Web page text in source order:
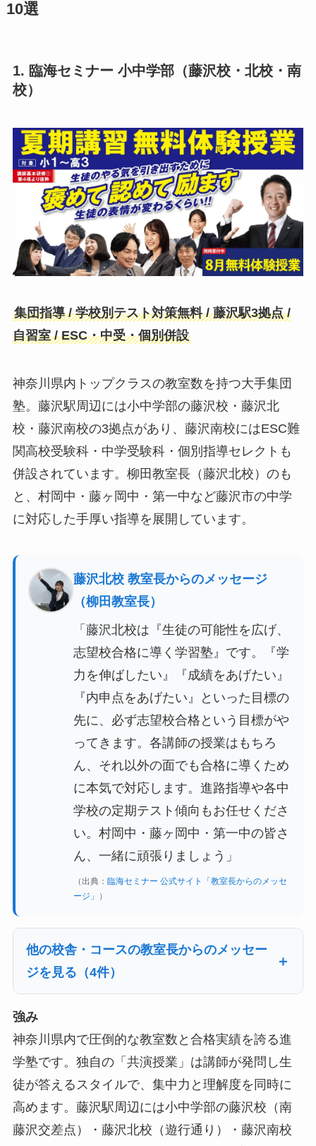
10選
1. 臨海セミナー 小中学部（藤沢校・北校・南
校）
集団指導 / 学校別テスト対策無料 / 藤沢駅3拠点 /
自習室 / ESC・中受・個別併設
神奈川県内トップクラスの教室数を持つ大手集団
塾。藤沢駅周辺には小中学部の藤沢校・藤沢北
校・藤沢南校の3拠点があり、藤沢南校にはESC難
関高校受験科・中学受験科・個別指導セレクトも
併設されています。柳田教室長（藤沢北校）のも
と、村岡中・藤ヶ岡中・第一中など藤沢市の中学
に対応した手厚い指導を展開しています。
藤沢北校 教室長からのメッセージ
（柳田教室長）
「藤沢北校は『生徒の可能性を広げ、
志望校合格に導く学習塾』です。『学
力を伸ばしたい』『成績をあげたい』
『内申点をあげたい』といった目標の
先に、必ず志望校合格という目標がや
ってきます。各講師の授業はもちろ
ん、それ以外の面でも合格に導くため
に本気で対応します。進路指導や各中
学校の定期テスト傾向もお任せくださ
い。村岡中・藤ヶ岡中・第一中の皆さ
ん、一緒に頑張りましょう」
（出典： 臨海セミナー 公式サイト「教室長からのメッセ
ージ」
）
他の校舎・コースの教室長からのメッセー
ジを見る（4件）
強み
神奈川県内で圧倒的な教室数と合格実績を誇る進
学塾です。独自の「共演授業」は講師が発問し生
徒が答えるスタイルで、集中力と理解度を同時に
高めます。藤沢駅周辺には小中学部の藤沢校（南
藤沢交差点）・藤沢北校（遊行通り）・藤沢南校